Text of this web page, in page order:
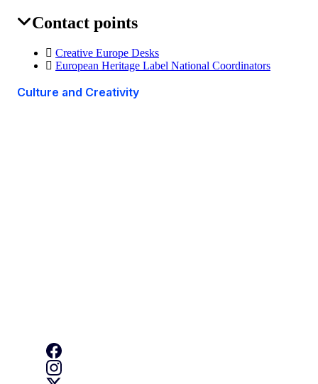
Contact points
Creative Europe Desks
European Heritage Label National Coordinators
Culture and Creativity